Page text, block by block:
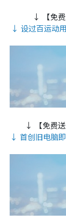
↓ 【免
↓ 设过百运动
↓ 【免费
↓ 首创旧电脑